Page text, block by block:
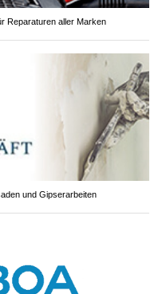
Reparaturen aller Marken
und Gipserarbeiten